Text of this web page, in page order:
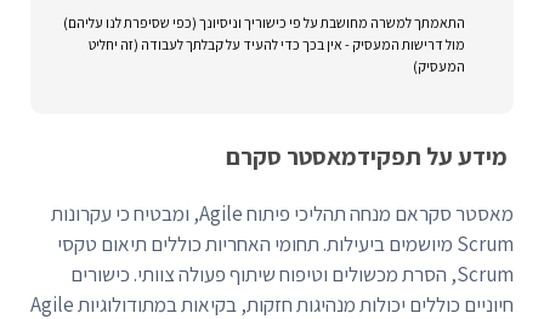
התאמתך למשרה מחושבת על פי כישוריך וניסיונך (כפי שסיפרת לנו עליהם)
מול דרישות המעסיק - אין בכך כדי להעיד על קבלתך לעבודה (זה יחליט
המעסיק)
מידע על תפקידמאסטר סקרם
מאסטר סקראם מנחה תהליכי פיתוח Agile, ומבטיח כי עקרונות
Scrum מיושמים ביעילות. תחומי האחריות כוללים תיאום טקסי
Scrum, הסרת מכשולים וטיפוח שיתוף פעולה צוותי. כישורים
חיוניים כוללים יכולות מנהיגות חזקות, בקיאות במתודולוגיות Agile